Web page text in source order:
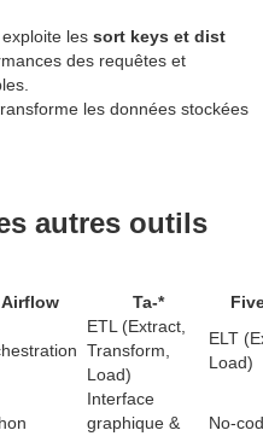
exploite les sort keys et dist
des requêtes et
transforme les données stockées
autres outils
Airflow Ta-*
ETL (Extract,
Transform,
Load)
ELT
Load)
Interface
graphique &
No-